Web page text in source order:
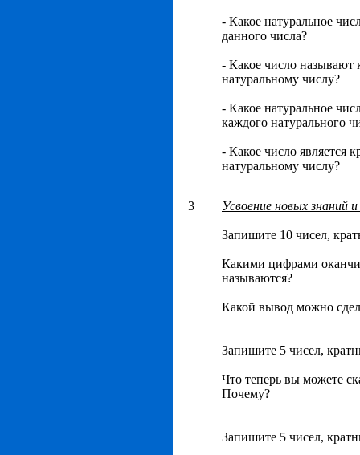
- Какое натуральное
данного числа?
- Какое число
натуральному числу?
- Какое натуральное
каждого натурального
- Какое число является
натуральному числу?
3 Усвоение новых знаний
Запишите 10 чисел,
Какими цифрами
называются?
Какой вывод можно
Запишите 5 чисел,
Что теперь вы можете
Почему?
Запишите 5 чисел,